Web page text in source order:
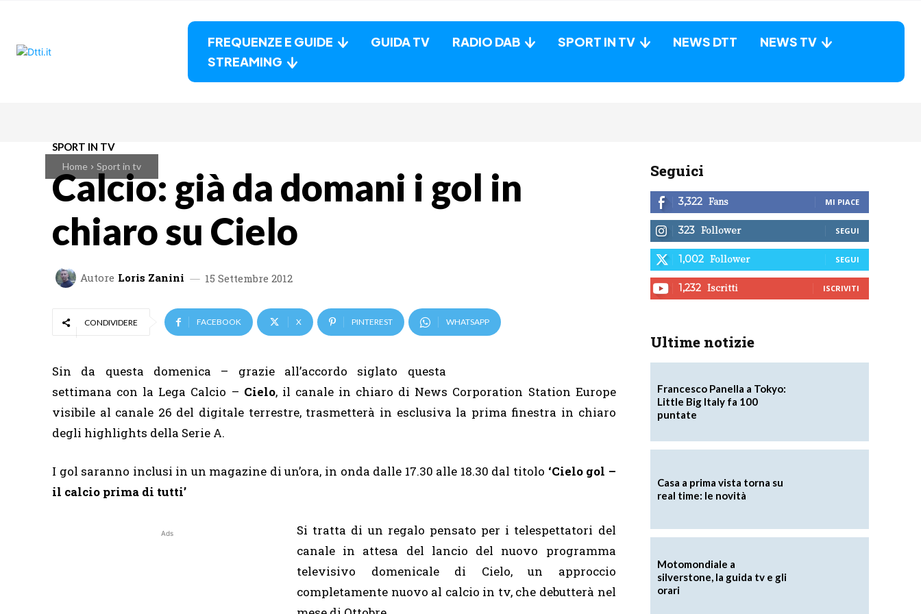
FREQUENZE E GUIDE GUIDA TV RADIO DAB SPORT IN TV NEWS DTT
NEWS TV
STREAMING
Home Sport in tv
SPORT IN TV
Calcio: già da domani i gol in
chiaro su Cielo
Autore Loris Zanini 15 Settembre 2012
CONDIVIDERE FACEBOOK X PINTEREST WHATSAPP
Sin da questa domenica – grazie all’accordo siglato questa
settimana con la Lega Calcio – Cielo, il canale in chiaro di News Corporation Station Europe
visibile al canale 26 del digitale terrestre, trasmetterà in esclusiva la prima finestra in chiaro
degli highlights della Serie A.
I gol saranno inclusi in un magazine di un’ora, in onda dalle 17.30 alle 18.30 dal titolo ‘Cielo gol –
il calcio prima di tutti’
Ads
Si tratta di un regalo pensato per i telespettatori del
canale in attesa del lancio del nuovo programma
televisivo domenicale di Cielo, un approccio
completamente nuovo al calcio in tv, che debutterà nel
Seguici
3,322 Fans MI PIACE
323 Follower SEGUI
1,002 Follower SEGUI
1,232 Iscritti ISCRIVITI
Ultime notizie
Francesco Panella a Tokyo:
Little Big Italy fa 100
puntate
Casa a prima vista torna su
real time: le novità
Motomondiale a
silverstone, la guida tv e gli
orari